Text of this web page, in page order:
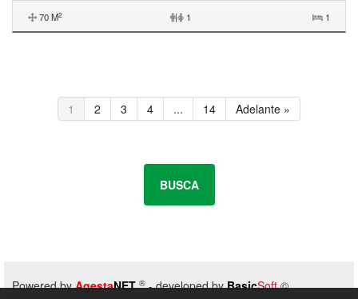
70 M2 | 1 1
1 2 3 4 ... 14 Adelante »
BUSCA
Powered byAgestaNET ®- developed byBasicSoft©